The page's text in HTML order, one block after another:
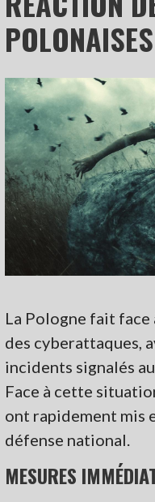
POLONAISES
La Pologne fait face
des cyberattaques,
incidents signalés
Face à cette
ont rapidement mis
défense national.
MESURES